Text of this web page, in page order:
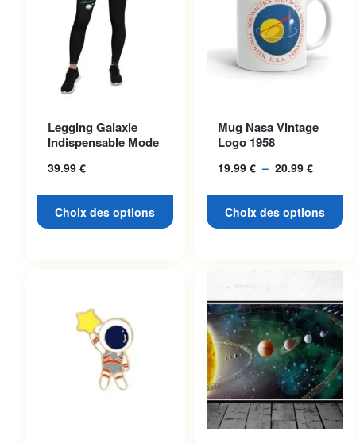
Legging Galaxie
Indispensable Mode
39.99 €
Choix des options
variations. Les options
peuvent être choisies sur la
page du produit
Mug Nasa Vintage
Logo 1958
19.99 € – 20.99 €
19.99 €
Choix des options
variations. Les options
peuvent être choisies sur la
page du produit